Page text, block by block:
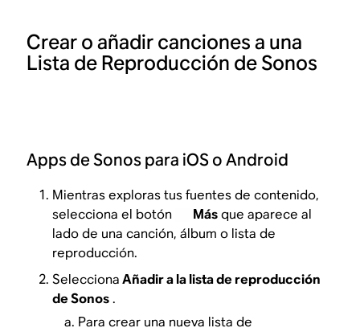
Crear o añadir canciones a una
Lista de Reproducción de Sonos
Apps de Sonos para iOS o Android
Mientras exploras tus fuentes de contenido,
selecciona el botón
Másque aparece al
lado de una canción, álbum o lista de
reproducción.
SeleccionaAñadir a la lista de reproducción
de Sonos.
Para crear una nueva lista de